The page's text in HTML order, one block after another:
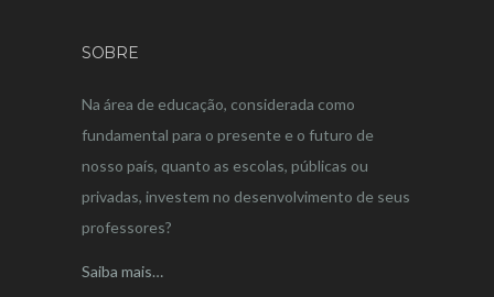
SOBRE
Na área de educação, considerada como
fundamental para o presente e o futuro de
nosso país, quanto as escolas, públicas ou
privadas, investem no desenvolvimento de seus
professores?
Saiba mais…